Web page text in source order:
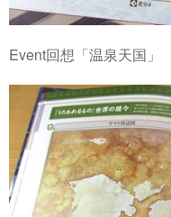
Event回想「温泉天国」